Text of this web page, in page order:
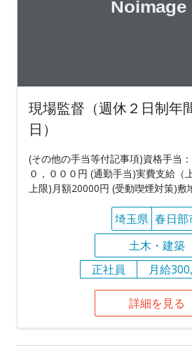
現場監督（週休２日制年
日）
(その他の手当等付記事項)資格手当
０，０００円 (通勤手当)実費支給（
上限)月額20000円 (受動喫煙対策)敷
埼玉県 春日部
土木・建築
正社員
月給
詳細を見る